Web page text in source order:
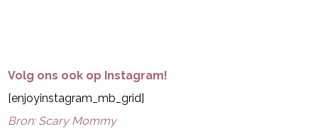
Volg ons ook op Instagram!
[enjoyinstagram_mb_grid]
Bron: Scary Mommy